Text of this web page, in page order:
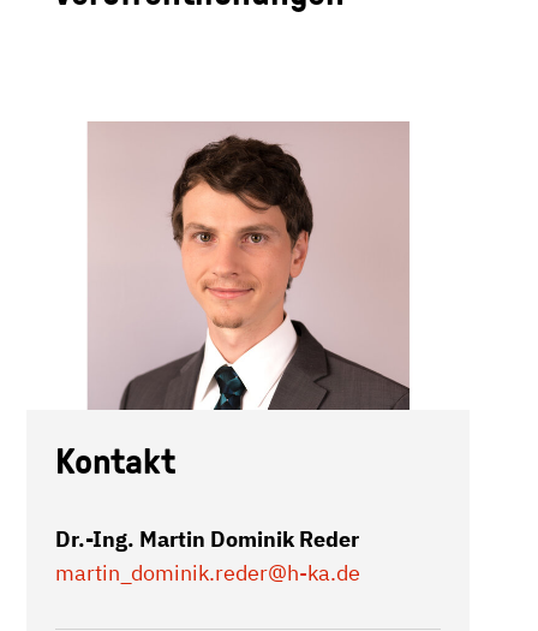
Kontakt
Dr.-Ing. Martin Dominik Reder
martin_dominik.reder@h-ka.de